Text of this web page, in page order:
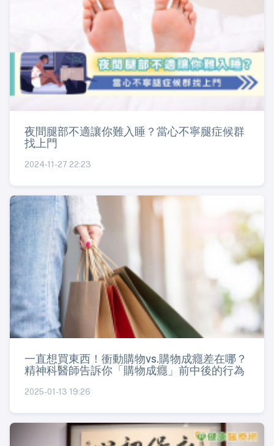
夜間腿部不適讓你難入睡？當心不寧腿症候群
找上門
2024-11-27 22:23
一直想買東西！衝動購物vs.購物成癮差在哪？
精神科醫師告訴你「購物成癮」前中後的行為
2025-01-13 19:26